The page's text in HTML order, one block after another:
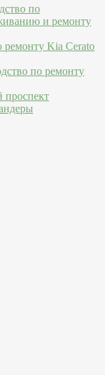
по
и ремонту
ремонту Kia Cerato
по ремонту
проспект